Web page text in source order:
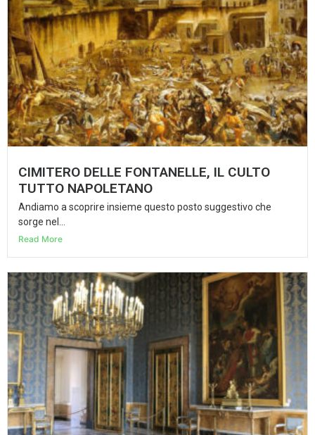
CIMITERO DELLE FONTANELLE, IL CULTO
TUTTO NAPOLETANO
Andiamo a scoprire insieme questo posto suggestivo che
sorge nel...
Read More